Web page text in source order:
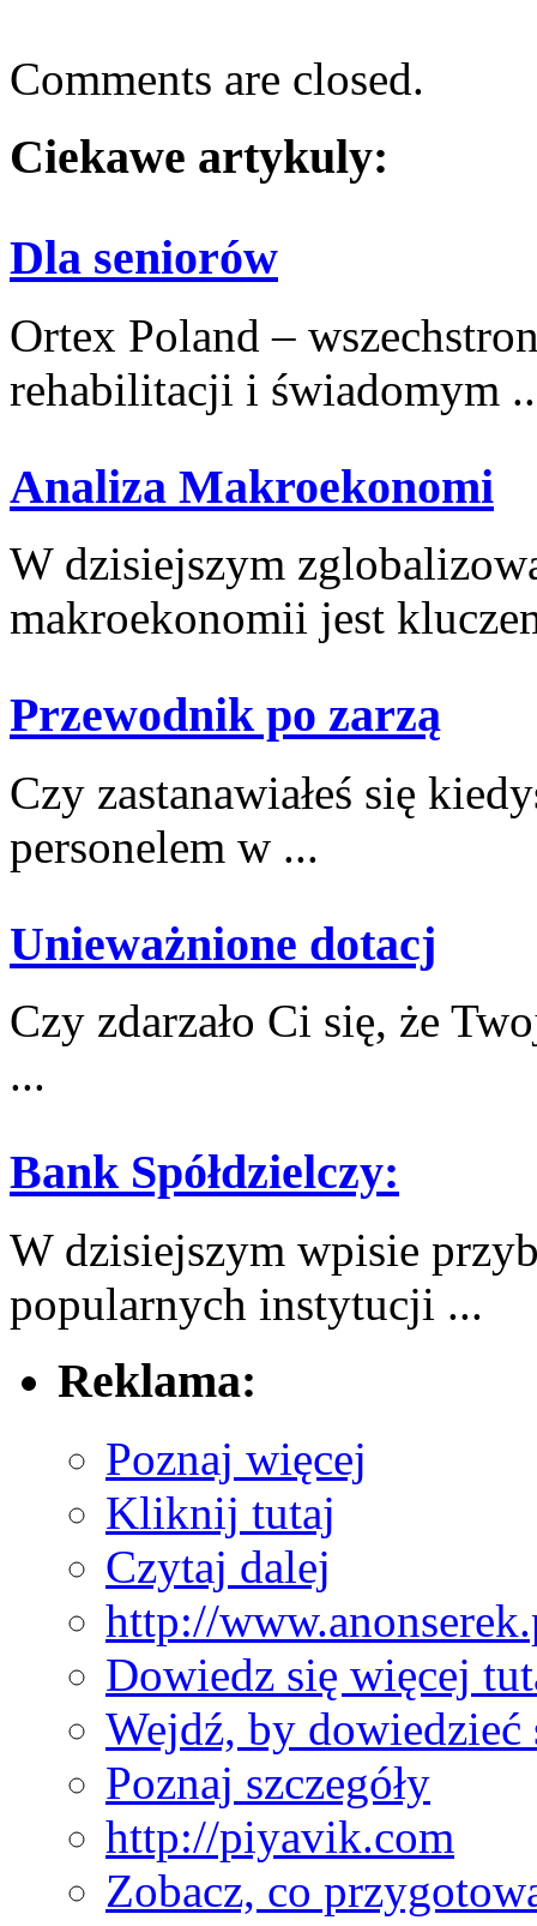
Comments are closed.
Ciekawe artykuly:
Dla seniorów
Ortex Poland –
rehabilitacji i świadomym
Analiza Makroekonomi
W dzisiejszym
makroekonomii jest
Przewodnik po zarzą
Czy zastanawiałeś się
personelem w ...
Unieważnione dotacj
Czy zdarzało Ci się, że
...
Bank Spółdzielczy:
W dzisiejszym wpisie
popularnych instytucji ...
Reklama:
Poznaj więcej
Kliknij tutaj
Czytaj dalej
http://
Dowiedz się więcej
Wejdź, by dowiedzieć
Poznaj szczegóły
http://piyavik.com
Zobacz, co